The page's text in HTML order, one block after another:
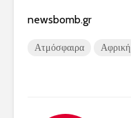
newsbomb.gr
Ατμόσφαιρα Αφρική